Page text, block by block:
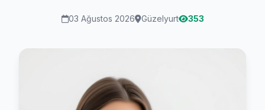
03 Ağustos 2026 Güzelyurt 353